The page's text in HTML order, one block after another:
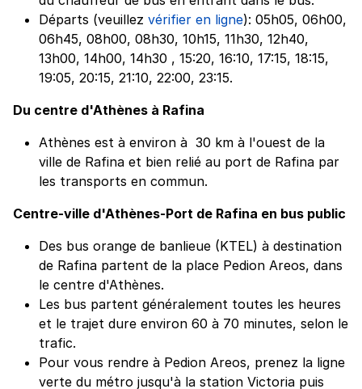
Départs (veuillez vérifier en ligne): 05h05, 06h00,
06h45, 08h00, 08h30, 10h15, 11h30, 12h40,
13h00, 14h00, 14h30 , 15:20, 16:10, 17:15, 18:15,
19:05, 20:15, 21:10, 22:00, 23:15.
Du centre d'Athènes à Rafina
Athènes est à environ à 30 km à l'ouest de la
ville de Rafina et bien relié au port de Rafina par
les transports en commun.
Centre-ville d'Athènes-Port de Rafina en bus public
Des bus orange de banlieue (KTEL) à destination
de Rafina partent de la place Pedion Areos, dans
le centre d'Athènes.
Les bus partent généralement toutes les heures
et le trajet dure environ 60 à 70 minutes, selon le
trafic.
Pour vous rendre à Pedion Areos, prenez la ligne
verte du métro jusqu'à la station Victoria puis